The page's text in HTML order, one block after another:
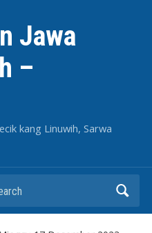
Jawa
–
kang Linuwih, Sarwa